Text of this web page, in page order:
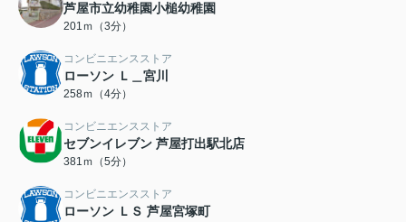
芦屋市立幼稚園小槌幼稚園
201ｍ（3分）
コンビニエンスストア
ローソン Ｌ＿宮川
258ｍ（4分）
コンビニエンスストア
セブンイレブン 芦屋打出駅北店
381ｍ（5分）
コンビニエンスストア
ローソン ＬＳ 芦屋宮塚町